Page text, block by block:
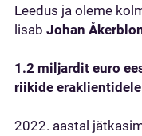
Leedus ja oleme
lisab Johan
1.2 miljardit euro
riikide
2022. aastal